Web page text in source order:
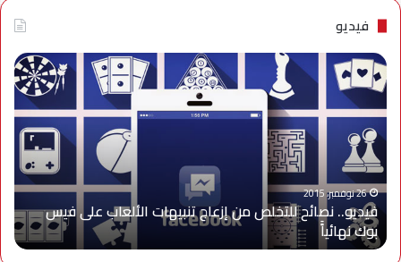
فيديو
فيديو..
نصائح
للتخلص
من
إزعاج
تنبيهات
الألعاب
على
فيس
بوك
نهائياًَ
26 نوفمبر، 2015
فيديو.. نصائح للتخلص من إزعاج تنبيهات الألعاب على فيس
بوك نهائياًَ